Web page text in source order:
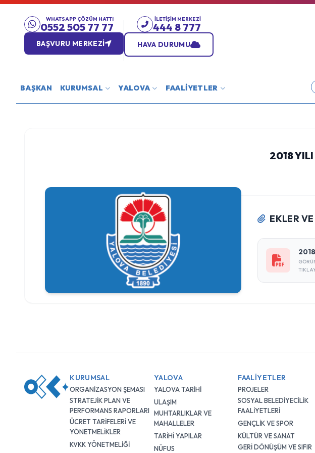
WHATSAPP ÇÖZÜM HATTI
0552 505 77 77
BAŞVURU MERKEZİ
İLETIŞIM MERKEZI
444 8 777
HAVA DURUMU
BAŞKAN KURUMSAL YALOVA FAALİYETLER
2018
EKLER
KURUMSAL
ORGANİZASYON ŞEMASI
STRATEJİK PLAN VE
PERFORMANS RAPORLARI
ÜCRET TARİFELERİ VE
YÖNETMELİKLER
KVKK YÖNETMELİĞİ
YALOVA
YALOVA TARİHİ
ULAŞIM
MUHTARLIKLAR VE
MAHALLELER
TARİHİ YAPILAR
NÜFUS
FAALİYETLER
PROJELER
SOSYAL BELEDİYECİLİK
FAALİYETLERİ
GENÇLİK VE SPOR
KÜLTÜR VE SANAT
GERİ DÖNÜŞÜM VE SIFIR